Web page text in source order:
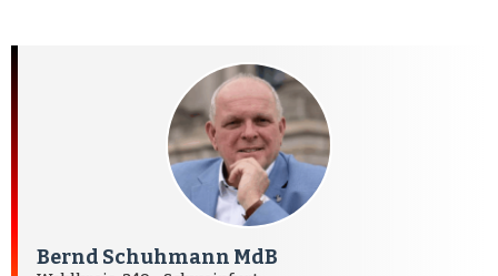
Bernd Schuhmann MdB